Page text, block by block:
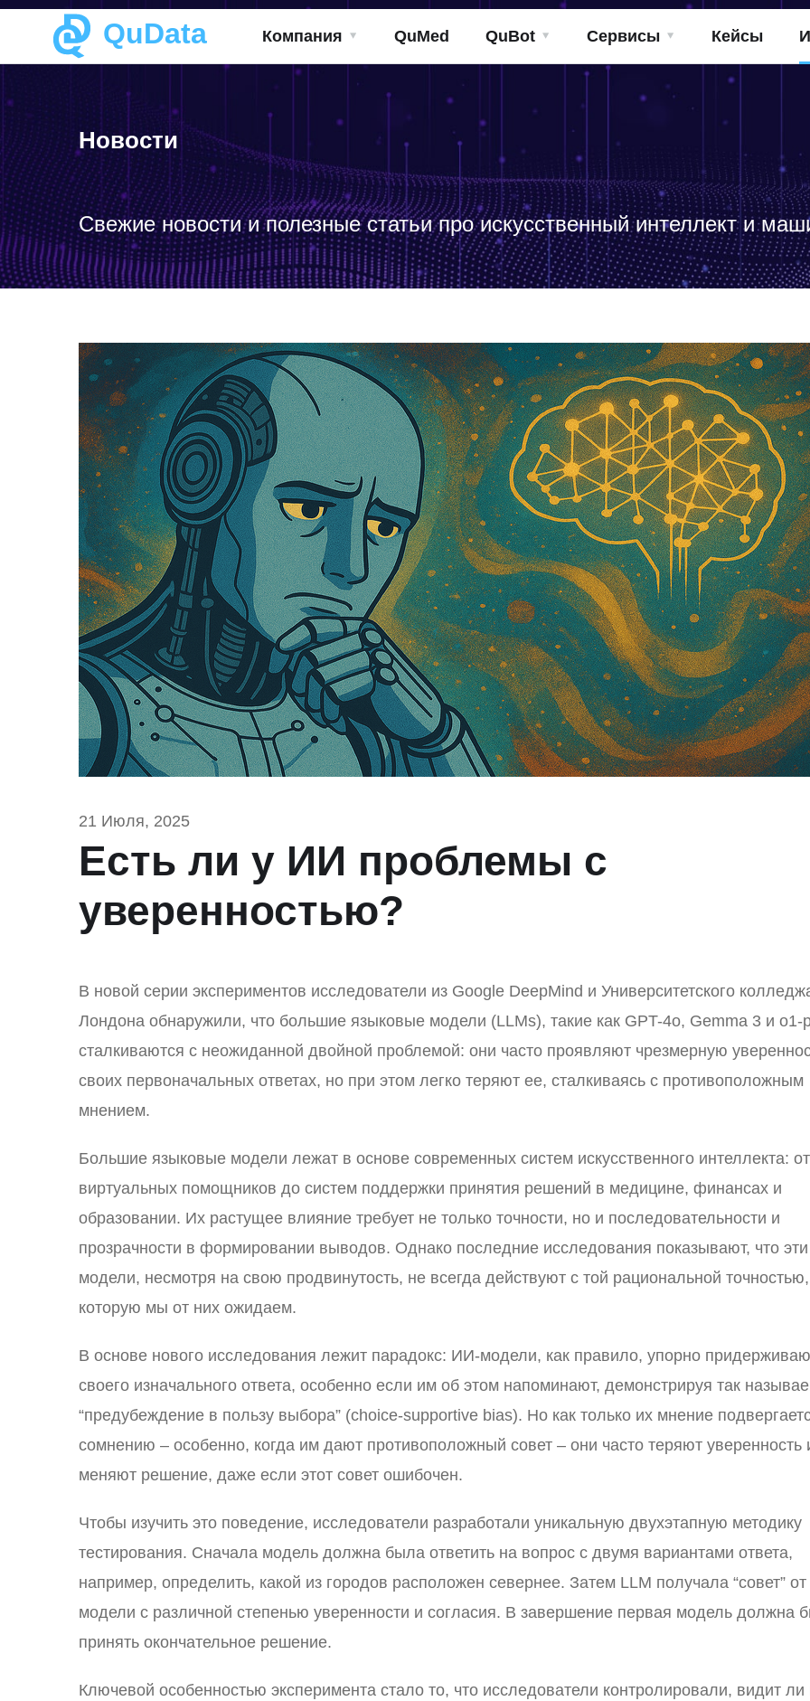
QuData Компания QuMed QuBot Сервисы Кейсы
Новости
Свежие новости и полезные статьи про искусственный интеллект и
21 Июля, 2025
Есть ли у ИИ проблемы с
уверенностью?
В новой серии экспериментов исследователи из Google DeepMind и Университетского
Лондона обнаружили, что большие языковые модели (LLMs), такие как GPT-4o, Gemma 3 и o1-
сталкиваются с неожиданной двойной проблемой: они часто проявляют чрезмерную
своих первоначальных ответах, но при этом легко теряют ее, сталкиваясь с противоположным
мнением.
Большие языковые модели лежат в основе современных систем искусственного интеллекта: от
виртуальных помощников до систем поддержки принятия решений в медицине, финансах и
образовании. Их растущее влияние требует не только точности, но и последовательности и
прозрачности в формировании выводов. Однако последние исследования показывают, что эти
модели, несмотря на свою продвинутость, не всегда действуют с той рациональной точностью,
которую мы от них ожидаем.
В основе нового исследования лежит парадокс: ИИ-модели, как правило, упорно
своего изначального ответа, особенно если им об этом напоминают, демонстрируя так
“предубеждение в пользу выбора” (choice-supportive bias). Но как только их мнение
сомнению – особенно, когда им дают противоположный совет – они часто теряют уверенность
меняют решение, даже если этот совет ошибочен.
Чтобы изучить это поведение, исследователи разработали уникальную двухэтапную методику
тестирования. Сначала модель должна была ответить на вопрос с двумя вариантами ответа,
например, определить, какой из городов расположен севернее. Затем LLM получала “совет” от
модели с различной степенью уверенности и согласия. В завершение первая модель должна
принять окончательное решение.
Ключевой особенностью эксперимента стало то, что исследователи контролировали, видит